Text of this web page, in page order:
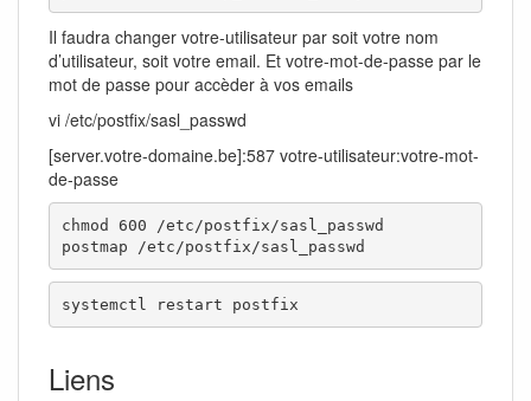
Il faudra changer votre-utilisateur par soit votre nom
d’utilisateur, soit votre email. Et votre-mot-de-passe par le
mot de passe pour accèder à vos emails
vi /etc/postfix/sasl_passwd
[server.votre-domaine.be]:587 votre-utilisateur:votre-mot-
de-passe
chmod 600 /etc/postfix/sasl_passwd
postmap /etc/postfix/sasl_passwd
systemctl restart postfix
Liens